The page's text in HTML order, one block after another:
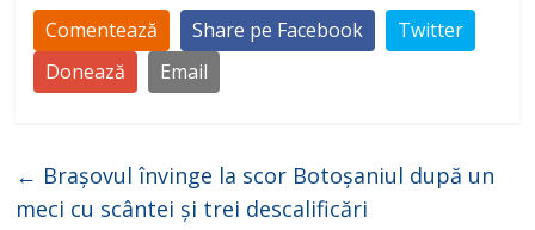
Comentează Share pe Facebook
Twitter
Donează
Email
← Brașovul învinge la scor Botoșaniul după un
meci cu scântei și trei descalificări